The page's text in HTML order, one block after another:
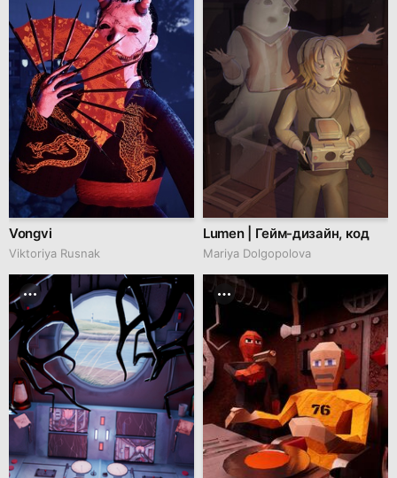
Vongvi
Viktoriya Rusnak
Lumen | Гейм-дизайн, код
Mariya Dolgopolova